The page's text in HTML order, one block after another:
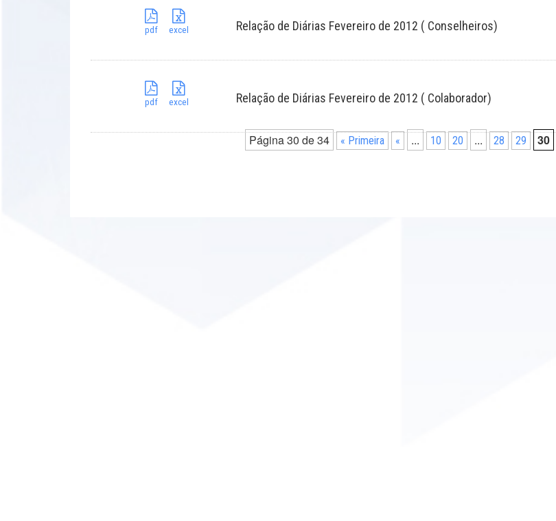
pdf excel Relação de Diárias Fevereiro de 2012 ( Conselheiros)
pdf excel Relação de Diárias Fevereiro de 2012 ( Colaborador)
Página 30 de 34 « Primeira « ... 10 20 ... 28 29 30